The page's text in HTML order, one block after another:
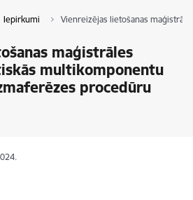
Iepirkumi Vienreizējas lietošanas
maģistrāles
multikomponentu
procedūru